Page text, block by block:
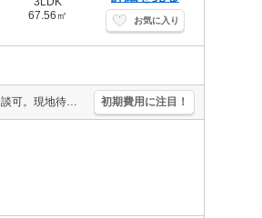
67.56㎡
お気に入り
仲介手数料家賃の55%。通勤通学便利。オンライン内見相談可。IT重説相談可。現地待ち合わせ、物件ご案内可能。新生活のスタートはここから。人気のファミリー向け物件。追い焚き機能付きバス。 初期費用に注目！